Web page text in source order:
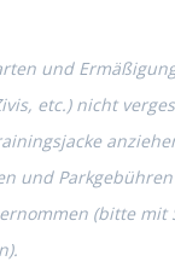
und
etc.) nicht
und
(bitte mit